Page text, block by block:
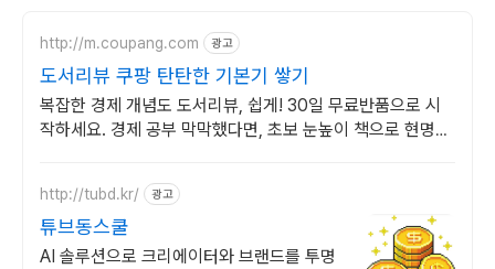
http://m.coupang.com 광고
도서리뷰 쿠팡 탄탄한 기본기 쌓기
복잡한 경제 개념도 도서리뷰, 쉽게! 30일 무료반품으로 시
작하세요. 경제 공부 막막했다면, 초보 눈높이 책으로 현명한
http://tubd.kr/ 광고
튜브동스쿨
AI 솔루션으로 크리에이터와 브랜드를 투명